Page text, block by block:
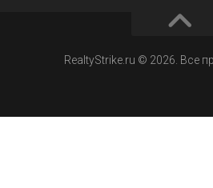
RealtyStrike.ru © 2026. Все